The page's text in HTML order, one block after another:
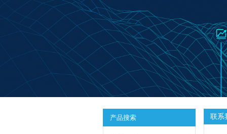
产品搜索 联系